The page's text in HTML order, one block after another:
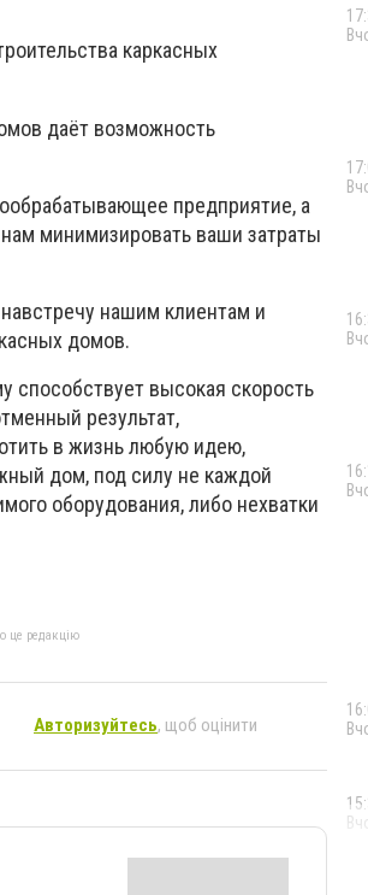
каркасных
даёт возможность
предприятие, а
минимизировать ваши затраты
нашим клиентам и
домов.
способствует высокая скорость
результат,
в жизнь любую идею,
дом, под силу не каждой
оборудования, либо нехватки
це редакцію
Авторизуйтесь, щоб оцінити